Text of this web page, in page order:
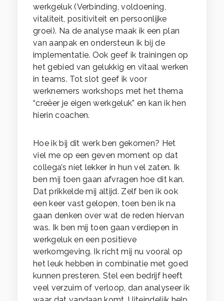
werkgeluk (Verbinding, voldoening,
vitaliteit, positiviteit en persoonlijke
groei). Na de analyse maak ik een plan
van aanpak en ondersteun ik bij de
implementatie. Ook geef ik trainingen op
het gebied van gelukkig en vitaal werken
in teams. Tot slot geef ik voor
werknemers workshops met het thema
“creëer je eigen werkgeluk” en kan ik hen
hierin coachen.
Hoe ik bij dit werk ben gekomen? Het
viel me op een geven moment op dat
collega’s niet lekker in hun vel zaten. Ik
ben mij toen gaan afvragen hoe dit kan.
Dat prikkelde mij altijd. Zelf ben ik ook
een keer vast gelopen, toen ben ik na
gaan denken over wat de reden hiervan
was. Ik ben mij toen gaan verdiepen in
werkgeluk en een positieve
werkomgeving. Ik richt mij nu vooral op
het leuk hebben in combinatie met goed
kunnen presteren. Stel een bedrijf heeft
veel verzuim of verloop, dan analyseer ik